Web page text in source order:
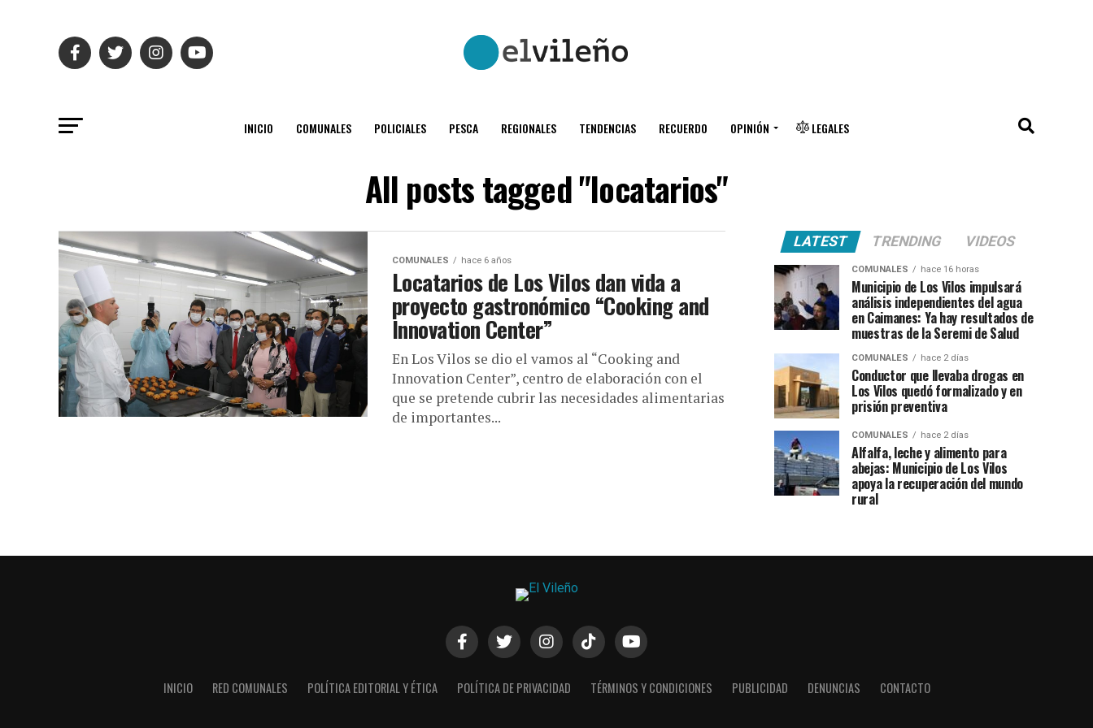
INICIO COMUNALES POLICIALES PESCA REGIONALES TENDENCIAS RECUERDO OPINIÓN LEGALES
All posts tagged "locatarios"
COMUNALES hace 6 años
Locatarios de Los Vilos dan vida a
proyecto gastronómico “Cooking and
Innovation Center”
En Los Vilos se dio el vamos al “Cooking and
Innovation Center”, centro de elaboración con el
que se pretende cubrir las necesidades alimentarias
de importantes...
LATEST TRENDING VIDEOS
COMUNALES hace 16 horas
Municipio de Los Vilos impulsará
análisis independientes del agua
en Caimanes: Ya hay resultados de
muestras de la Seremi de Salud
COMUNALES hace 2 días
Conductor que llevaba drogas en
Los Vilos quedó formalizado y en
prisión preventiva
COMUNALES hace 2 días
Alfalfa, leche y alimento para
abejas: Municipio de Los Vilos
apoya la recuperación del mundo
rural
INICIO RED COMUNALES POLÍTICA EDITORIAL Y ÉTICA POLÍTICA DE PRIVACIDAD TÉRMINOS Y CONDICIONES PUBLICIDAD DENUNCIAS CONTACTO